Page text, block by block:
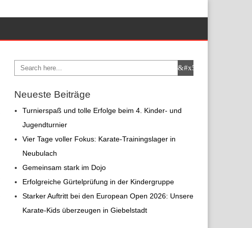
Neueste Beiträge
Turnierspaß und tolle Erfolge beim 4. Kinder- und
Jugendturnier
Vier Tage voller Fokus: Karate-Trainingslager in
Neubulach
Gemeinsam stark im Dojo
Erfolgreiche Gürtelprüfung in der Kindergruppe
Starker Auftritt bei den European Open 2026: Unsere
Karate-Kids überzeugen in Giebelstadt